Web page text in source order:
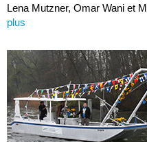
Lena Mutzner, Omar Wani et
plus